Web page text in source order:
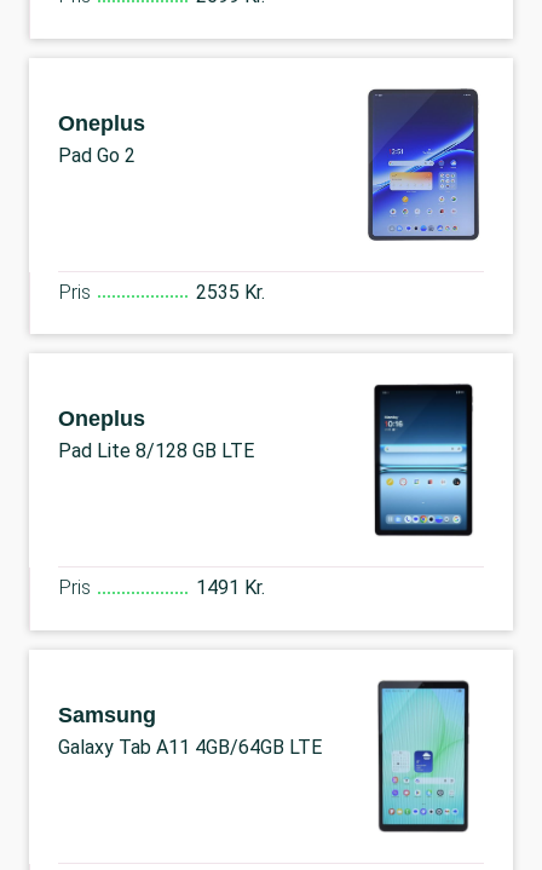
Oneplus
Pad Go 2
Pris 2535 Kr.
Oneplus
Pad Lite 8/128 GB LTE
Pris 1491 Kr.
Samsung
Galaxy Tab A11 4GB/64GB LTE